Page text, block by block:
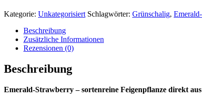
Kategorie: Unkategorisiert Schlagwörter: Grünschalig,
Beschreibung
Zusätzliche Informationen
Rezensionen (0)
Beschreibung
Emerald-Strawberry – sortenreine Feigenpflanze direkt